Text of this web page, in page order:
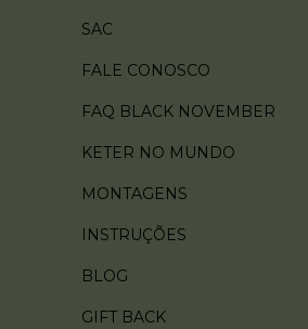
SAC
FALE CONOSCO
FAQ BLACK NOVEMBER
KETER NO MUNDO
MONTAGENS
INSTRUÇÕES
BLOG
GIFT BACK